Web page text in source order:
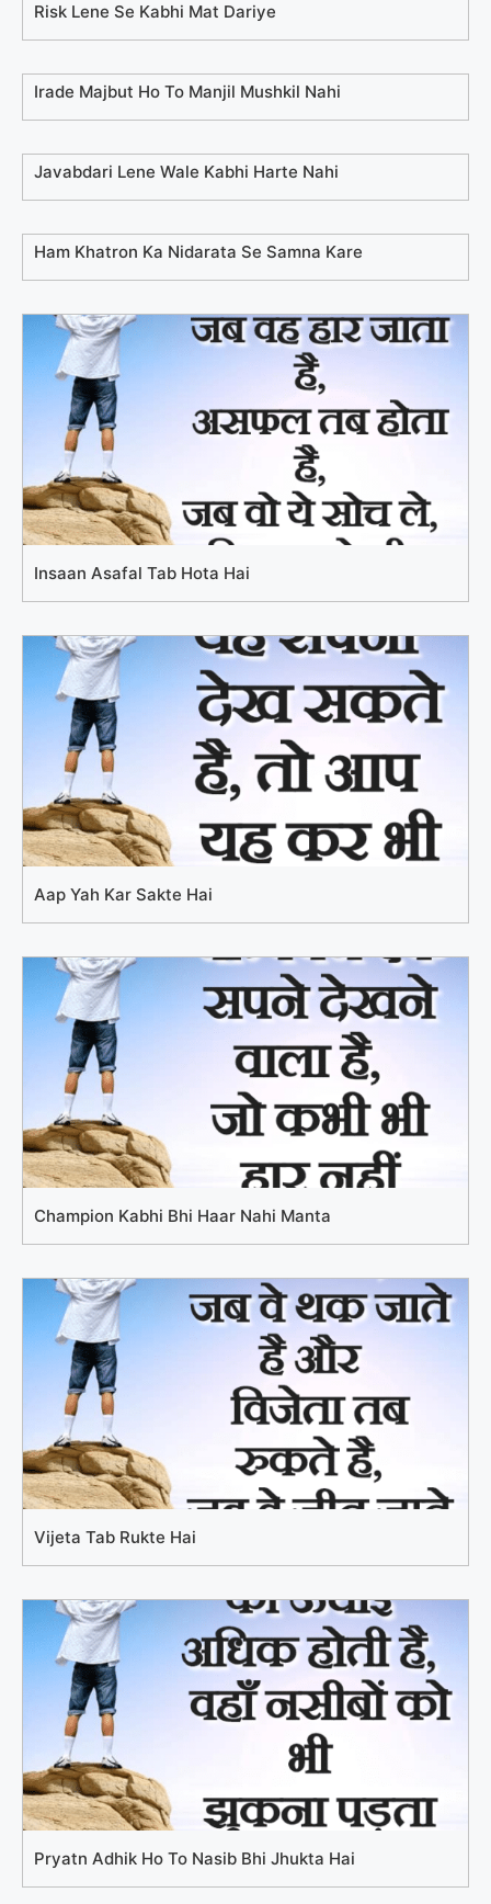
Risk Lene Se Kabhi Mat Dariye
Irade Majbut Ho To Manjil Mushkil Nahi
Javabdari Lene Wale Kabhi Harte Nahi
Ham Khatron Ka Nidarata Se Samna Kare
Insaan Asafal Tab Hota Hai
Aap Yah Kar Sakte Hai
Champion Kabhi Bhi Haar Nahi Manta
Vijeta Tab Rukte Hai
Pryatn Adhik Ho To Nasib Bhi Jhukta Hai